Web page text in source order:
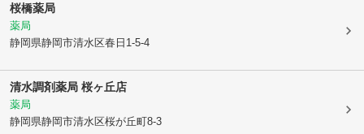
桜橋薬局
薬局
静岡県静岡市清水区春日1-5-4
清水調剤薬局 桜ヶ丘店
薬局
静岡県静岡市清水区桜が丘町8-3